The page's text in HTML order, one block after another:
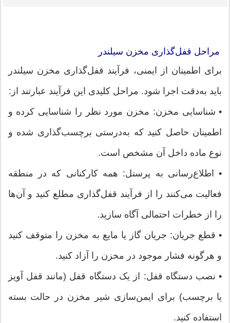
مراحل قفل‌گذاری مخزن سیلندر
برای اطمینان از ایمنی، فرآیند قفل‌گذاری مخزن سیلندر
باید به‌دقت اجرا شود. مراحل کلیدی این فرآیند عبارتند از:
• شناسایی مخزن: مخزن مورد نظر را شناسایی کرده و
اطمینان حاصل کنید که به‌درستی برچسب‌گذاری شده و
نوع ماده داخل آن مشخص است.
• اطلاع‌رسانی به پرسنل: همه کارکنانی که در منطقه
فعالیت می‌کنند را از فرآیند قفل‌گذاری مطلع کنید و آن‌ها
را از خطرات احتمالی آگاه سازید.
• قطع جریان: جریان گاز یا مایع به مخزن را متوقف کنید
و هرگونه فشار موجود در مخزن را آزاد کنید.
• نصب دستگاه قفل: از یک دستگاه قفل (مانند قفل آویز
یا برچسب) برای ایمن‌سازی شیر مخزن در حالت بسته
استفاده کنید.